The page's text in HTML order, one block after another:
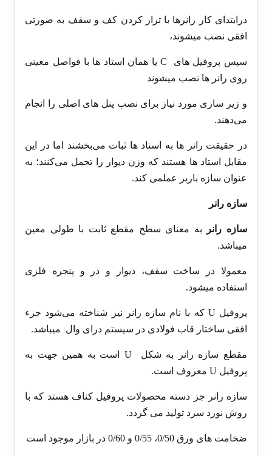
درابتدای کار رانرها با تراز کردن کف و سقف به صورتی
افقی نصب میشوند،
سپس‌ پروفیل های C یا همان استاد ها با فواصل معینی
روی رانر ها نصب میشوند
و زیر سازی مورد نیاز برای نصب پنل های اصلی را انجام
می‌دهند.
در حقیقت رانر ها به استاد ها ثبات می‌بخشند اما در این
مقابل استاد ها هستند که وزن دیوار را تحمل می‌کنند؛ به
عنوان سازه باربر عملمی کند.
سازه رانر
سازه رانر
به معنای سطح مقطع ثابت با طولی معین
میباشد.
معمولا در ساخت سقف، دیوار و در و پنجره فلزی
استفاده میشود.
پروفیل U که با نام سازه رانر نیز شناخته می‌شود جزء
افقی ساختار قاب فولادی در سیستم درای وال میباشد.
مقطع سازه رانر به شکل U است به همین جهت به
پروفیل U معروف است.
سازه رانر جز دسته محصولات پروفیل کناف هستد که با
روش نورد سرد تولید می گردد.
ضخامت های ورق 0/50، 0/55 و 0/60 در بازار موجود است